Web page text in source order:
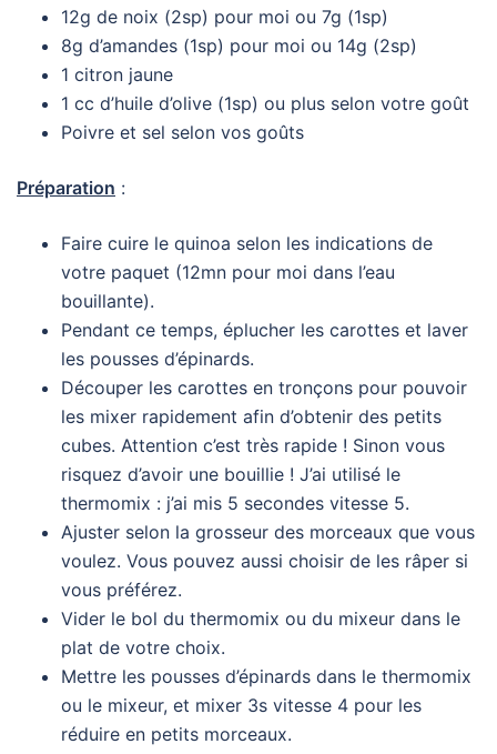
12g de noix (2sp) pour moi ou 7g (1sp)
8g d’amandes (1sp) pour moi ou 14g (2sp)
1 citron jaune
1 cc d’huile d’olive (1sp) ou plus selon votre goût
Poivre et sel selon vos goûts
Préparation :
Faire cuire le quinoa selon les indications de
votre paquet (12mn pour moi dans l’eau
bouillante).
Pendant ce temps, éplucher les carottes et laver
les pousses d’épinards.
Découper les carottes en tronçons pour pouvoir
les mixer rapidement afin d’obtenir des petits
cubes. Attention c’est très rapide ! Sinon vous
risquez d’avoir une bouillie ! J’ai utilisé le
thermomix : j’ai mis 5 secondes vitesse 5.
Ajuster selon la grosseur des morceaux que vous
voulez. Vous pouvez aussi choisir de les râper si
vous préférez.
Vider le bol du thermomix ou du mixeur dans le
plat de votre choix.
Mettre les pousses d’épinards dans le thermomix
ou le mixeur, et mixer 3s vitesse 4 pour les
réduire en petits morceaux.